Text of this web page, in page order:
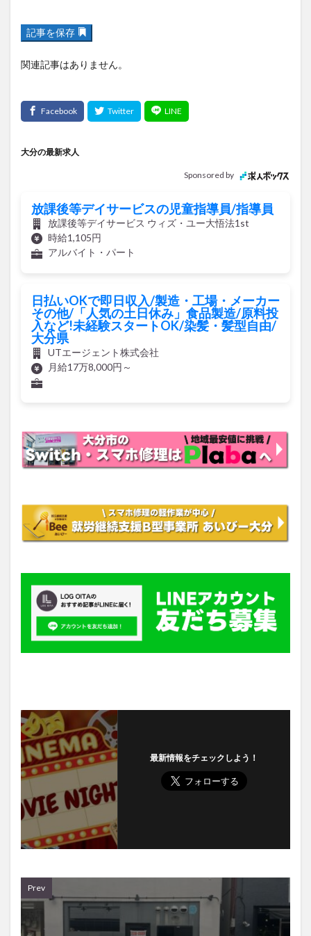
記事を保存
関連記事はありません。
大分の最新求人
Sponsored by
放課後等デイサービスの児童指導員/指導員
放課後等デイサービス ウィズ・ユー大悟法1st
時給1,105円
アルバイト・パート
日払いOKで即日収入/製造・工場・メーカー
その他/「人気の土日休み」食品製造/原料投
入など!未経験スタートOK/染髪・髪型自由/
大分県
UTエージェント株式会社
月給17万8,000円～
最新情報をチェックしよう！
Prev